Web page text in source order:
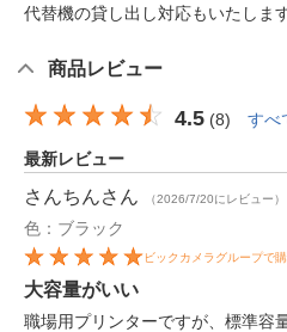
代替機の貸し出し対応もいたします
商品レビュー
4.5 (8) すべ
最新レビュー
さんちんさん （2026/7/20にレビュー）
色：ブラック
ビックカメラグループで購
大容量がいい
職場用プリンターですが、標準容